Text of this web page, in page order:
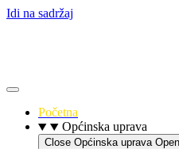
Idi na sadržaj
Početna
Općinska uprava
Close Općinska uprava